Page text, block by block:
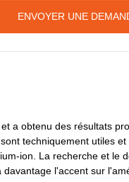
ENVOYER UNE
a obtenu des résultats
techniquement utiles
ion. La recherche et le
l'accent sur